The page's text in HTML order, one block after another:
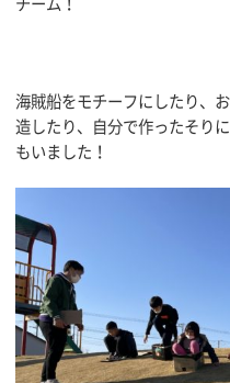
海賊船をモチーフにしたり、
造したり、自分で作ったそり
もいました！